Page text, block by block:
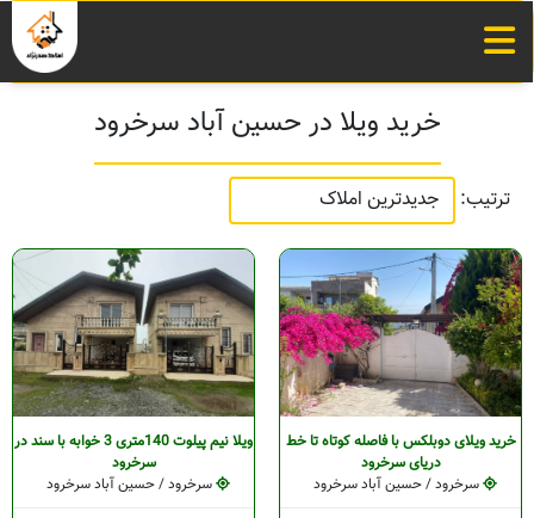
خرید ویلا در حسین آباد سرخرود
ترتیب:
خرید ویلای دوبلکس با فاصله کوتاه تا خط
دریای سرخرود
سرخرود / حسین آباد سرخرود
ویلا نیم پیلوت 140متری 3 خوابه با سند در
سرخرود
سرخرود / حسین آباد سرخرود